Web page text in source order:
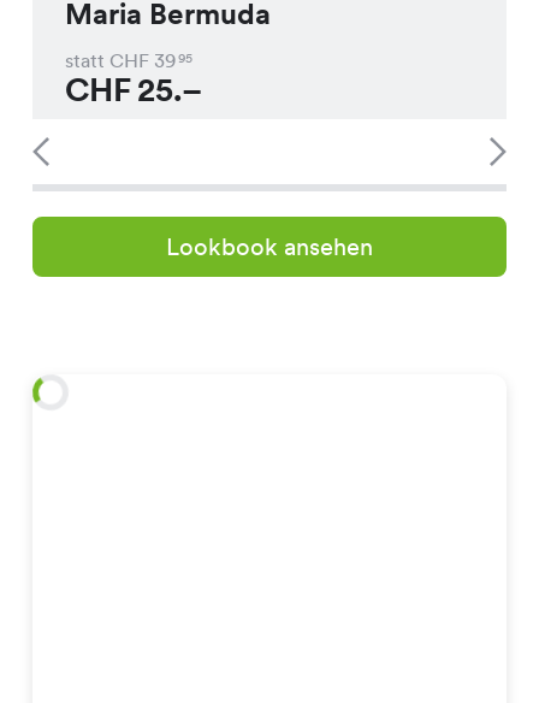
Maria Bermuda
statt CHF 3995
CHF25.–
Lookbook ansehen